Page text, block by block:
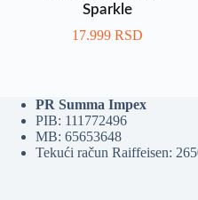
Sparkle
17.999RSD
PR Summa Impex
PIB: 111772496
MB: 65653648
Tekući račun Raiffeisen: